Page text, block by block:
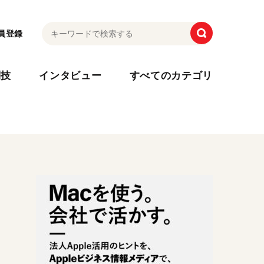
登録
インタビュー すべてのカテゴリ